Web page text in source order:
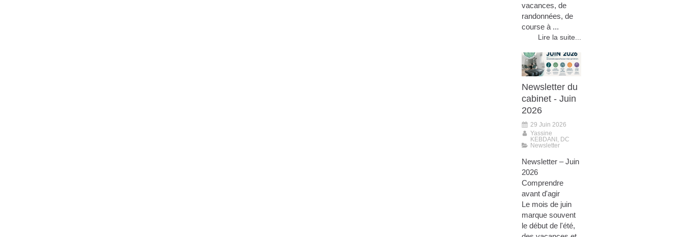
vacances, de
randonnées, de
course à ...
Lire la suite...
Newsletter du
cabinet - Juin
2026
29 Juin 2026
Yassine
KEBDANI, DC
Newsletter
Newsletter – Juin
2026
Comprendre
avant d'agir
Le mois de juin
marque souvent
le début de l'été,